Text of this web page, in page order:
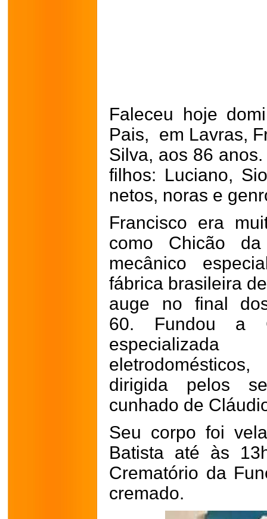
Faleceu hoje
Pais, em Lavras,
Silva, aos 86
filhos: Luciano,
netos, noras e
Francisco era
como Chicão
mecânico
fábrica brasileira
auge no final
60. Fundou a
dirigida pelos
cunhado de
Seu corpo foi
Batista até às
Crematório da
cremado.